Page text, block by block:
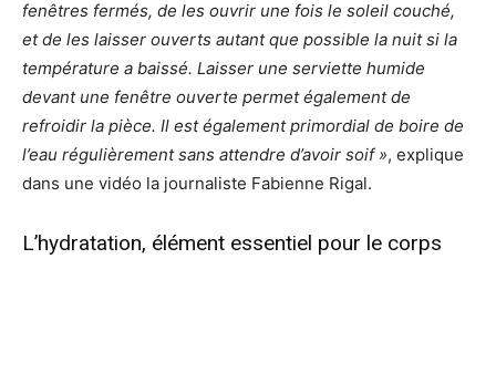
fenêtres fermés, de les ouvrir une fois le soleil couché,
et de les laisser ouverts autant que possible la nuit si la
température a baissé. Laisser une serviette humide
devant une fenêtre ouverte permet également de
refroidir la pièce. Il est également primordial de boire de
l’eau régulièrement sans attendre d’avoir soif », explique
dans une vidéo la journaliste Fabienne Rigal.
L’hydratation, élément essentiel pour le corps